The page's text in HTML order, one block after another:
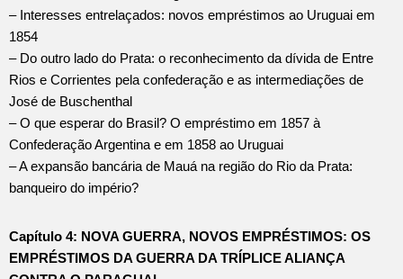
– Interesses entrelaçados: novos empréstimos ao Uruguai em
1854
– Do outro lado do Prata: o reconhecimento da dívida de Entre
Rios e Corrientes pela confederação e as intermediações de
José de Buschenthal
– O que esperar do Brasil? O empréstimo em 1857 à
Confederação Argentina e em 1858 ao Uruguai
– A expansão bancária de Mauá na região do Rio da Prata:
banqueiro do império?
Capítulo 4: NOVA GUERRA, NOVOS EMPRÉSTIMOS: OS
EMPRÉSTIMOS DA GUERRA DA TRÍPLICE ALIANÇA